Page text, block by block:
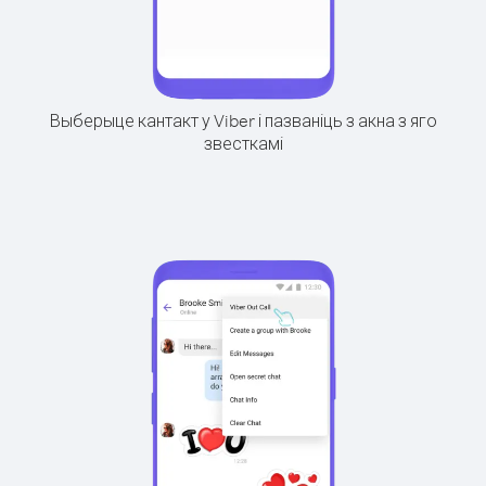
Выберыце кантакт у Viber і пазваніць з акна з яго
звесткамі